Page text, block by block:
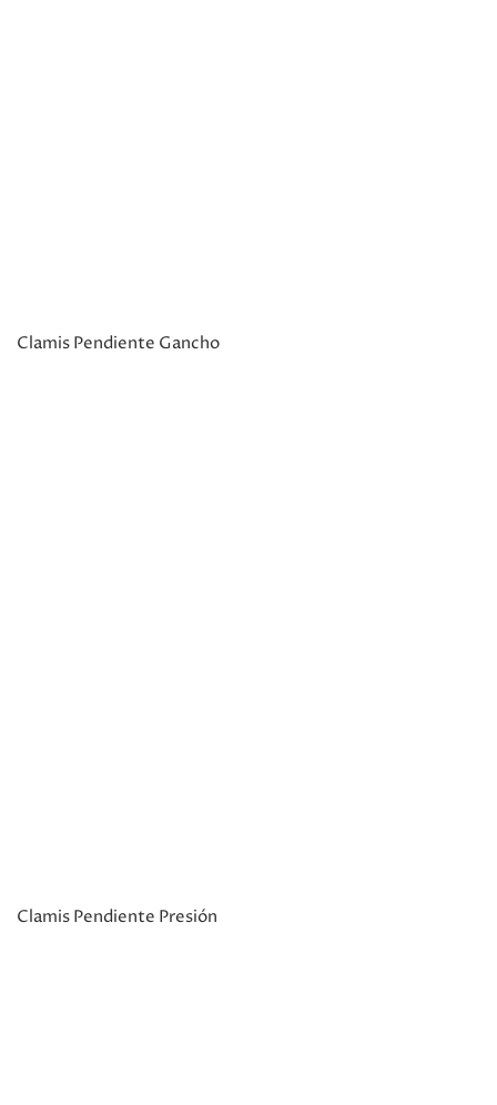
Clamis Pendiente Gancho
Clamis Pendiente Presión